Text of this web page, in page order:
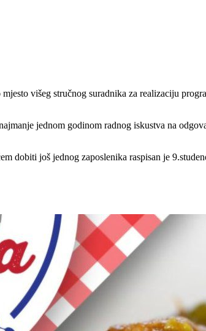
višeg stručnog suradnika za realizaciju
jednom godinom radnog iskustva na
dobiti još jednog zaposlenika raspisan je